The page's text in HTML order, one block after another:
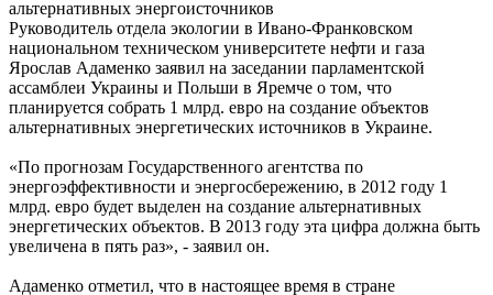
Руководитель отдела экологии в Ивано-Франковском
национальном техническом университете нефти и газа
Ярослав Адаменко заявил на заседании парламентской
ассамблеи Украины и Польши в Яремче о том, что
планируется собрать 1 млрд. евро на создание объектов
альтернативных энергетических источников в Украине.
«По прогнозам Государственного агентства по
энергоэффективности и энергосбережению, в 2012 году 1
млрд. евро будет выделен на создание альтернативных
энергетических объектов. В 2013 году эта цифра должна быть
увеличена в пять раз», - заявил он.
Адаменко отметил, что в настоящее время в стране